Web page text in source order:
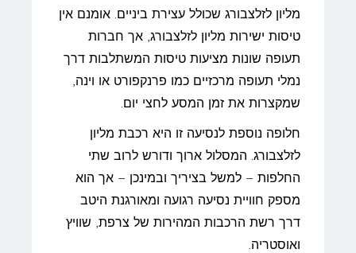
מליון לזלצבורג שכולל עצירת ביניים. אומנם אין
טיסות ישירות מליון לזלצבורג, אך חברות
תעופה שונות מציעות טיסות המשתלבות דרך
נמלי תעופה מרכזיים כמו פרנקפורט או וינה,
שמקצרות את זמן המסע לחצי יום.
חלופה נוספת לנסיעה זו היא רכבת מליון
לזלצבורג. המסלול ארוך ודורש לרוב שתי
החלפות – למשל בציריך ובמינכן – אך הוא
מספק חוויית נסיעה רגועה ומאורגנת היטב
דרך רשת הרכבות המהירות של צרפת, שוויץ
ואוסטריה.